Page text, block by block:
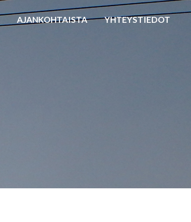
AJANKOHTAISTA YHTEYSTIEDOT